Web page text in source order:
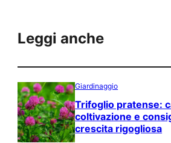
Leggi anche
Giardinaggio
Trifoglio pratense:
coltivazione e
crescita rigogliosa